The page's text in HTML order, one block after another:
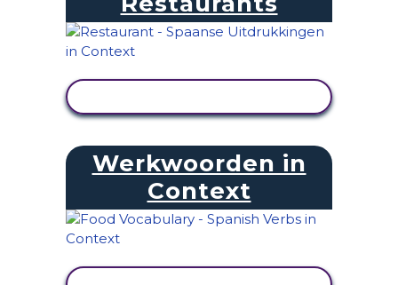
Werkwoorden in
Context